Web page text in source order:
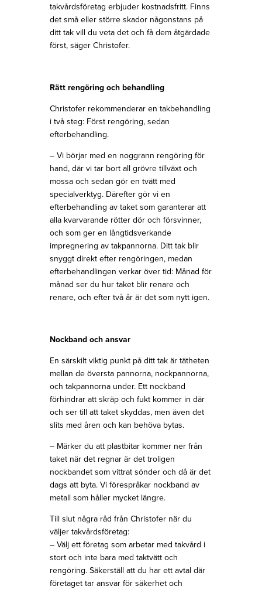
takvårdsföretag erbjuder kostnadsfritt. Finns
det små eller större skador någonstans på
ditt tak vill du veta det och få dem åtgärdade
först, säger Christofer.
Rätt rengöring och behandling
Christofer rekommenderar en takbehandling
i två steg: Först rengöring, sedan
efterbehandling.
– Vi börjar med en noggrann rengöring för
hand, där vi tar bort all grövre tillväxt och
mossa och sedan gör en tvätt med
specialverktyg. Därefter gör vi en
efterbehandling av taket som garanterar att
alla kvarvarande rötter dör och försvinner,
och som ger en långtidsverkande
impregnering av takpannorna. Ditt tak blir
snyggt direkt efter rengöringen, medan
efterbehandlingen verkar över tid: Månad för
månad ser du hur taket blir renare och
renare, och efter två år är det som nytt igen.
Nockband och ansvar
En särskilt viktig punkt på ditt tak är tätheten
mellan de översta pannorna, nockpannorna,
och takpannorna under. Ett nockband
förhindrar att skräp och fukt kommer in där
och ser till att taket skyddas, men även det
slits med åren och kan behöva bytas.
– Märker du att plastbitar kommer ner från
taket när det regnar är det troligen
nockbandet som vittrat sönder och då är det
dags att byta. Vi förespråkar nockband av
metall som håller mycket längre.
Till slut några råd från Christofer när du
väljer takvårdsföretag:
– Välj ett företag som arbetar med takvård i
stort och inte bara med taktvätt och
rengöring. Säkerställ att du har ett avtal där
företaget tar ansvar för säkerhet och